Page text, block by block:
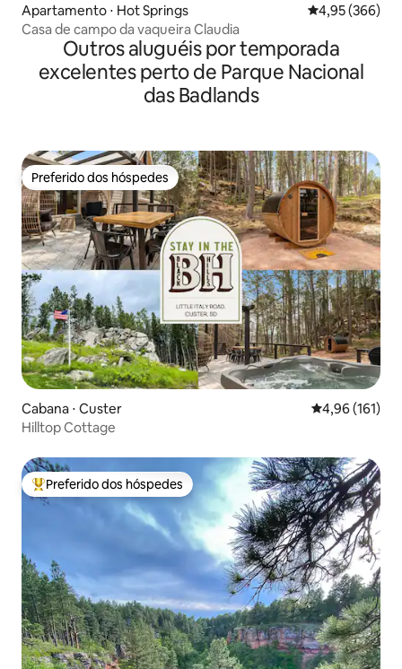
Apartamento ⋅ Hot Springs 4,95 de uma
4,95 (366)
Casa de campo da vaqueira Claudia
Outros aluguéis por temporada
excelentes perto de Parque Nacional
das Badlands
Preferido dos hóspedes
Preferido dos hóspedes
Cabana ⋅ Custer 4,96 de uma
4,96 (161)
Hilltop Cottage
Entre os melhores preferidos dos hóspedes
Preferido dos hóspedes